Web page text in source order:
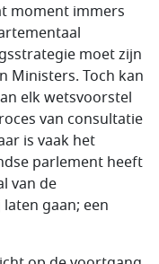
moment immers
moet zijn
Ministers. Toch kan
elk wetsvoorstel
van consultatie
is vaak het
parlement heeft
van de
gaan; een